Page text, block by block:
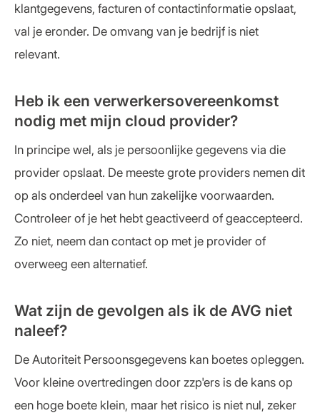
klantgegevens, facturen of contactinformatie opslaat,
val je eronder. De omvang van je bedrijf is niet
relevant.
Heb ik een verwerkersovereenkomst
nodig met mijn cloud provider?
In principe wel, als je persoonlijke gegevens via die
provider opslaat. De meeste grote providers nemen dit
op als onderdeel van hun zakelijke voorwaarden.
Controleer of je het hebt geactiveerd of geaccepteerd.
Zo niet, neem dan contact op met je provider of
overweeg een alternatief.
Wat zijn de gevolgen als ik de AVG niet
naleef?
De Autoriteit Persoonsgegevens kan boetes opleggen.
Voor kleine overtredingen door zzp'ers is de kans op
een hoge boete klein, maar het risico is niet nul, zeker